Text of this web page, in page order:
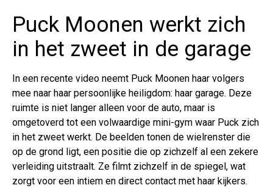
Puck Moonen werkt zich
in het zweet in de garage
In een recente video neemt Puck Moonen haar volgers
mee naar haar persoonlijke heiligdom: haar garage. Deze
ruimte is niet langer alleen voor de auto, maar is
omgetoverd tot een volwaardige mini-gym waar Puck zich
in het zweet werkt. De beelden tonen de wielrenster die
op de grond ligt, een positie die op zichzelf al een zekere
verleiding uitstraalt. Ze filmt zichzelf in de spiegel, wat
zorgt voor een intiem en direct contact met haar kijkers.